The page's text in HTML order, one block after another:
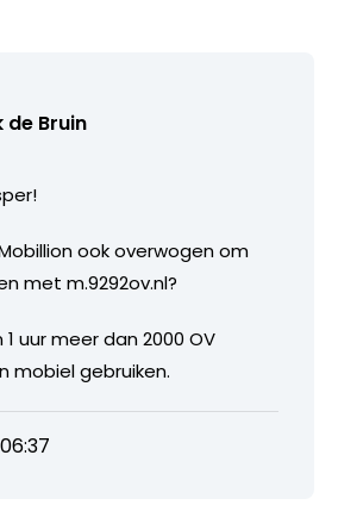
de Bruin
ook overwogen om
met m.9292ov.nl?
uur meer dan 2000 OV
mobiel gebruiken.